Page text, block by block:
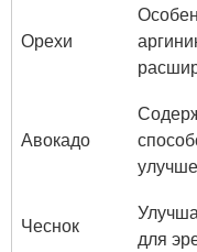
Орехи
Авокадо
Чеснок
для